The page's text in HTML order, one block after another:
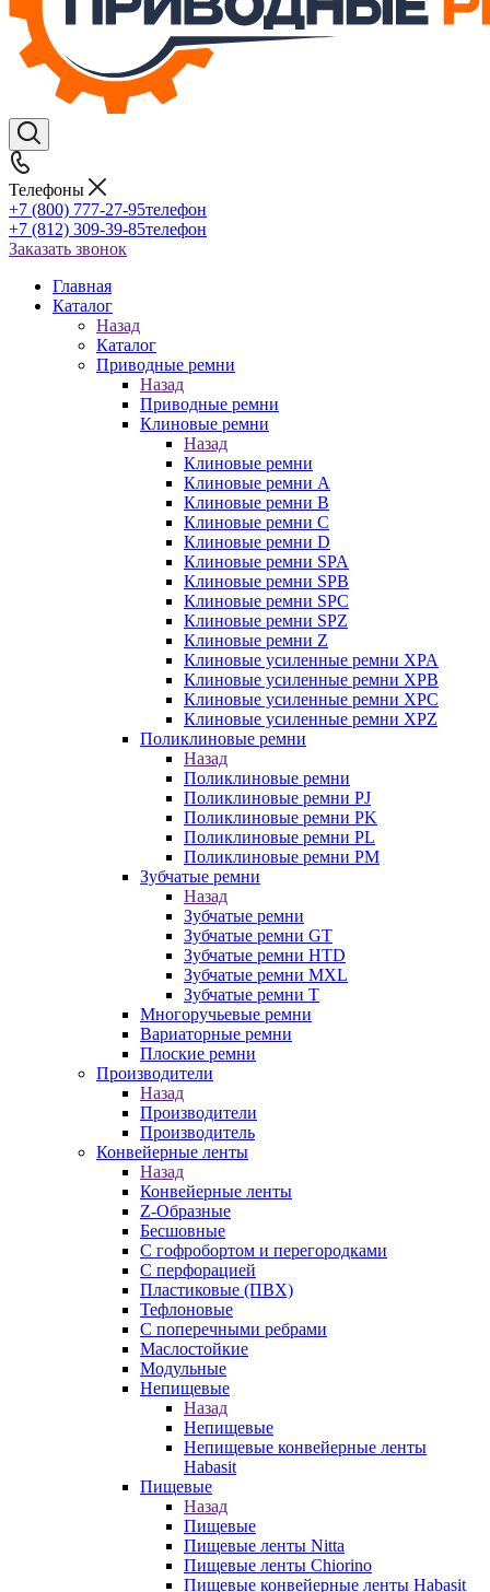
Телефоны
+7 (800) 777-27-95телефон
+7 (812) 309-39-85телефон
Заказать звонок
Главная
Каталог
Назад
Каталог
Приводные ремни
Назад
Приводные ремни
Клиновые ремни
Назад
Клиновые ремни
Клиновые ремни A
Клиновые ремни B
Клиновые ремни C
Клиновые ремни D
Клиновые ремни SPA
Клиновые ремни SPB
Клиновые ремни SPC
Клиновые ремни SPZ
Клиновые ремни Z
Клиновые усиленные ремни XPA
Клиновые усиленные ремни XPB
Клиновые усиленные ремни XPC
Клиновые усиленные ремни XPZ
Поликлиновые ремни
Назад
Поликлиновые ремни
Поликлиновые ремни PJ
Поликлиновые ремни PK
Поликлиновые ремни PL
Поликлиновые ремни PM
Зубчатые ремни
Назад
Зубчатые ремни
Зубчатые ремни GT
Зубчатые ремни HTD
Зубчатые ремни MXL
Зубчатые ремни Т
Многоручьевые ремни
Вариаторные ремни
Плоские ремни
Производители
Назад
Производители
Производитель
Конвейерные ленты
Назад
Конвейерные ленты
Z-Образные
Бесшовные
С гофробортом и перегородками
С перфорацией
Пластиковые (ПВХ)
Тефлоновые
С поперечными ребрами
Маслостойкие
Модульные
Непищевые
Назад
Непищевые
Непищевые конвейерные ленты
Habasit
Пищевые
Назад
Пищевые
Пищевые ленты Nitta
Пищевые ленты Chiorino
Пищевые конвейерные ленты Habasit